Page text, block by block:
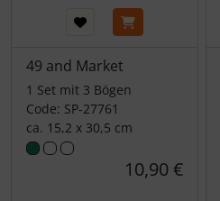
49 and Market
1 Set mit 3 Bögen
Code: SP-27761
ca. 15,2 x 30,5 cm
10,90 €